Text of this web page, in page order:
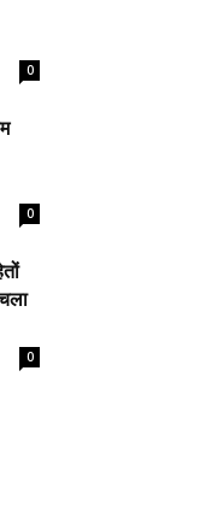
0
0
0